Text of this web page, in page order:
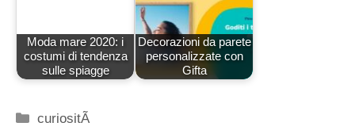
Moda mare 2020: i
costumi di tendenza
sulle spiagge
Decorazioni da parete
personalizzate con
Gifta
Categorie
curiositÃ